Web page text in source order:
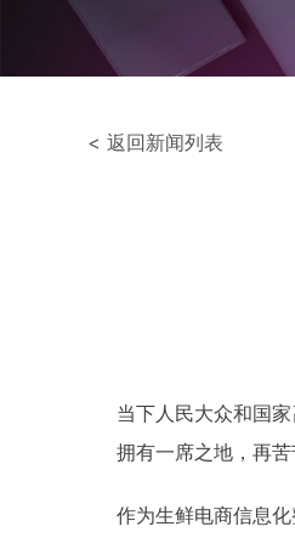
< 返回新闻列表
当下人民大众和国
拥有一席之地，再
作为生鲜电商信息